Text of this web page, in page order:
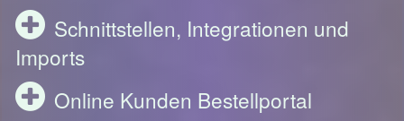
Schnittstellen, Integrationen und
Imports
Online Kunden Bestellportal